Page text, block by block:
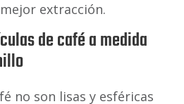
extracción.
de café a medida
no son lisas y esféricas